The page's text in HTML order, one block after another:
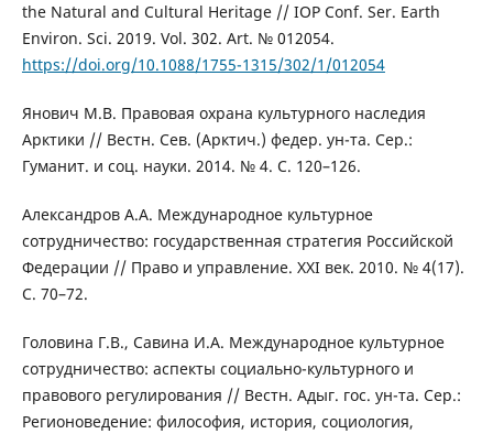
the Natural and Cultural Heritage // IOP Conf. Ser. Earth
Environ. Sci. 2019. Vol. 302. Art. № 012054.
https://doi.org/10.1088/1755-1315/302/1/012054
Янович М.В. Правовая охрана культурного наследия
Арктики // Вестн. Сев. (Арктич.) федер. ун-та. Сер.:
Гуманит. и соц. науки. 2014. № 4. С. 120–126.
Александров А.А. Международное культурное
сотрудничество: государственная стратегия Российской
Федерации // Право и управление. XXI век. 2010. № 4(17).
С. 70–72.
Головина Г.В., Савина И.А. Международное культурное
сотрудничество: аспекты социально-культурного и
правового регулирования // Вестн. Адыг. гос. ун-та. Сер.:
Регионоведение: философия, история, социология,